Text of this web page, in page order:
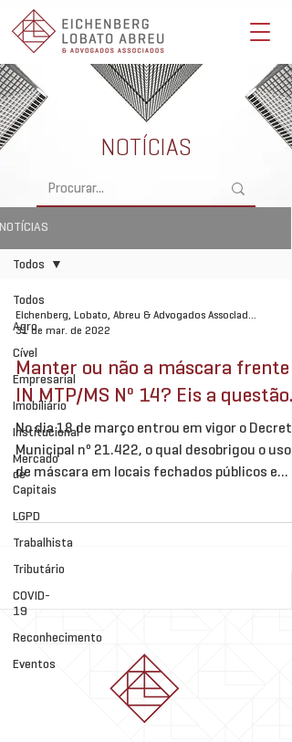
Eichenberg, Lobato, Abreu & Advogados Associados -
Advocacia Full Service
NOTÍCIAS
Todos
Agro
Cível
Empresarial
Imobiliário
Institucional
Mercado
de
Capitais
LGPD
Trabalhista
Tributário
COVID-
19
Reconhecimento
Eventos
Todos
Eichenberg, Lobato, Abreu & Advogados Associados
31 de mar. de 2022
Manter ou não a máscara frente à
IN MTP/MS Nº 14? Eis a questão.
No dia 18 de março entrou em vigor o Decreto
Municipal nº 21.422, o qual desobrigou o uso
de máscara em locais fechados públicos e...
NOTÍCIAS